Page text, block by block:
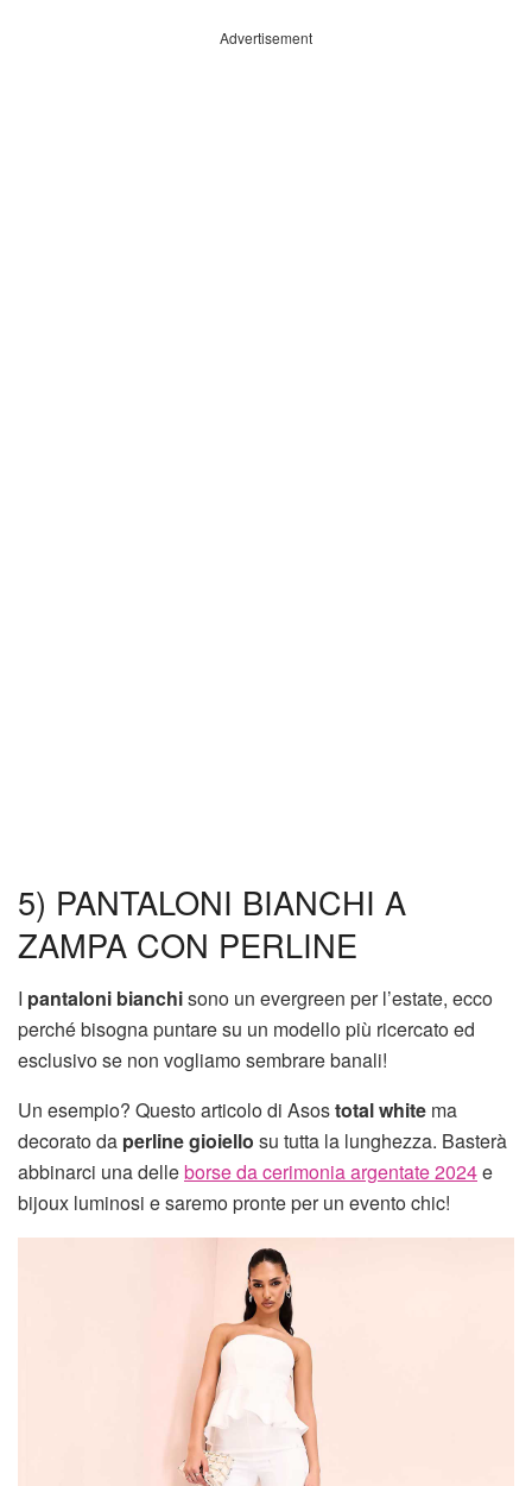
Advertisement
5) PANTALONI BIANCHI A
ZAMPA CON PERLINE
I pantaloni bianchisono un evergreen per l’estate, ecco
perché bisogna puntare su un modello più ricercato ed
esclusivo se non vogliamo sembrare banali!
Un esempio? Questo articolo di Asostotal white ma
decorato da perline gioiello su tutta la lunghezza. Basterà
abbinarci una delleborse da cerimonia argentate 2024e
bijoux luminosi e saremo pronte per un evento chic!